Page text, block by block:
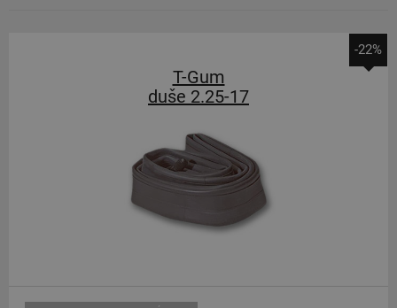
-22%
T-Gum
duše 2.25-17